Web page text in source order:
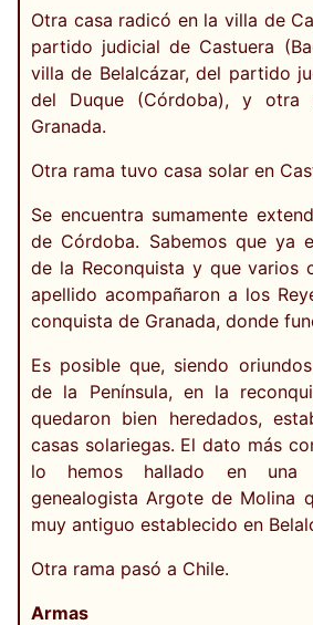
Otra casa radicó en la villa de
partido judicial de Castuera
villa de Belalcázar, del partido
del Duque (Córdoba), y
Granada.
Otra rama tuvo casa solar en
Se encuentra sumamente
de Córdoba. Sabemos que ya
de la Reconquista y que varios
apellido acompañaron a los
conquista de Granada, donde
Es posible que, siendo
de la Península, en la
quedaron bien heredados,
casas solariegas. El dato más
lo hemos hallado en una
genealogista Argote de Molina
muy antiguo establecido en
Otra rama pasó a Chile.
Armas